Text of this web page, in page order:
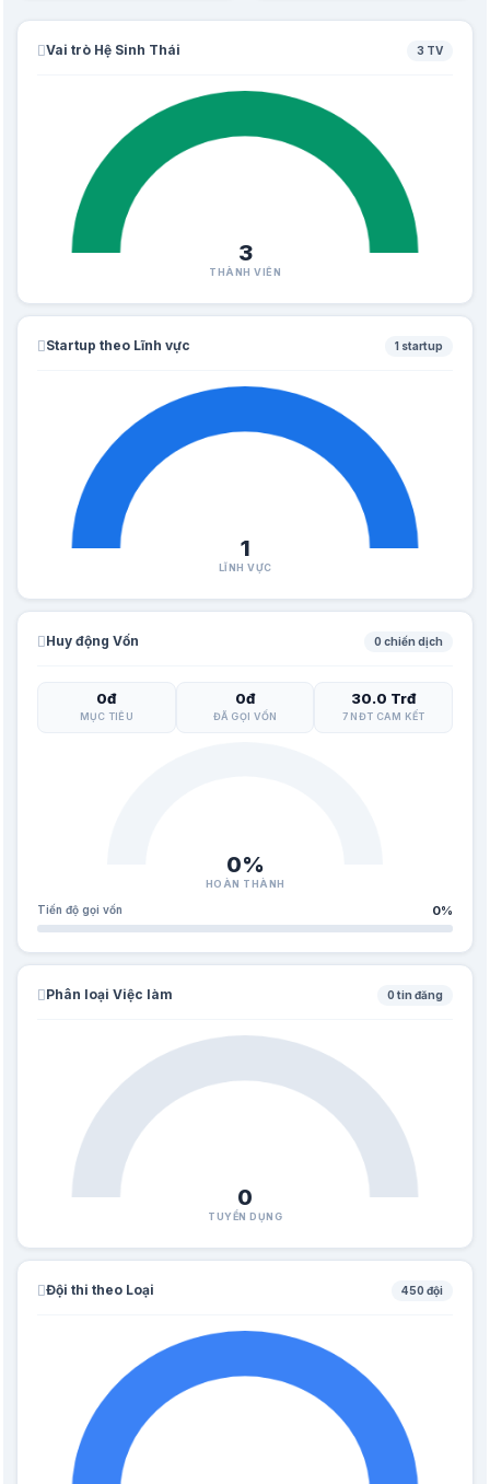
Vai trò Hệ Sinh Thái 3 TV
3
THÀNH VIÊN
Startup theo Lĩnh vực 1 startup
1
LĨNH VỰC
Huy động Vốn 0 chiến dịch
0đ
MỤC TIÊU
0đ
ĐÃ GỌI VỐN
30.0 Trđ
7 NĐT CAM KẾT
0%
HOÀN THÀNH
Tiến độ gọi vốn 0%
Phân loại Việc làm 0 tin đăng
0
TUYỂN DỤNG
Đội thi theo Loại 450 đội